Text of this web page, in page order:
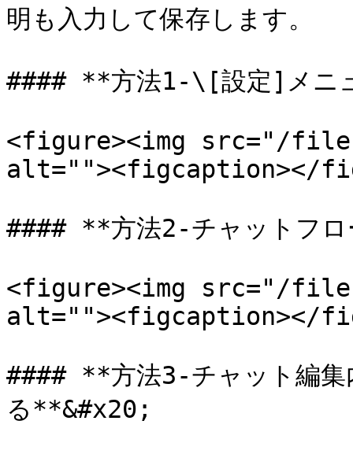
明も入力して保存します。
#### **方法1-\[設定]メニ
<figure><img src="/files/
alt=""><figcaption></
#### **方法2-チャットフロ
<figure><img src="/files/
alt=""><figcaption></
#### **方法3-チャット編集
る**&#x20;